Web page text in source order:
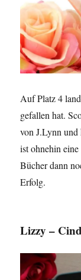
Auf Platz 4
gefallen hat.
von J.Lynn und
ist ohnehin
Bücher dann
Erfolg.
Lizzy –